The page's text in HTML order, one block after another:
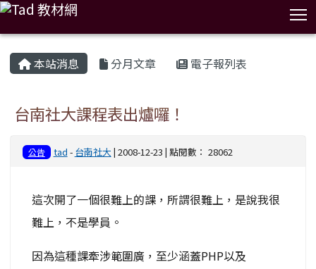
本站消息 分月文章 電子報列表
台南社大課程表出爐囉！
公告 tad - 台南社大 | 2008-12-23 | 點閱數： 28062
這次開了一個很難上的課，所謂很難上，是說我很
難上，不是學員。
因為這種課牽涉範圍廣，至少涵蓋PHP以及